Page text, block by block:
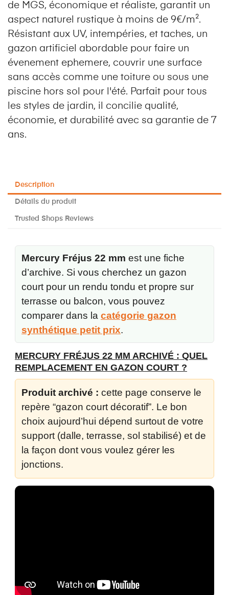
de MGS, économique et réaliste, garantit un
aspect naturel rustique à moins de 9€/m².
Résistant aux UV, intempéries, et taches, un
gazon artificiel abordable pour faire un
évenement ephemere, couvrir une surface
sans accès comme une toiture ou sous une
piscine hors sol pour l'été. Parfait pour tous
les styles de jardin, il concilie qualité,
économie, et durabilité avec sa garantie de 7
ans.
Description
Détails du produit
Trusted Shops Reviews
Mercury Fréjus 22 mm est une fiche
d’archive. Si vous cherchez un gazon
court pour un rendu tondu et propre sur
terrasse ou balcon, vous pouvez
comparer dans la catégorie gazon
synthétique petit prix.
MERCURY FRÉJUS 22 MM ARCHIVÉ : QUEL
REMPLACEMENT EN GAZON COURT ?
Produit archivé : cette page conserve le
repère “gazon court décoratif”. Le bon
choix aujourd’hui dépend surtout de votre
support (dalle, terrasse, sol stabilisé) et de
la façon dont vous voulez gérer les
jonctions.